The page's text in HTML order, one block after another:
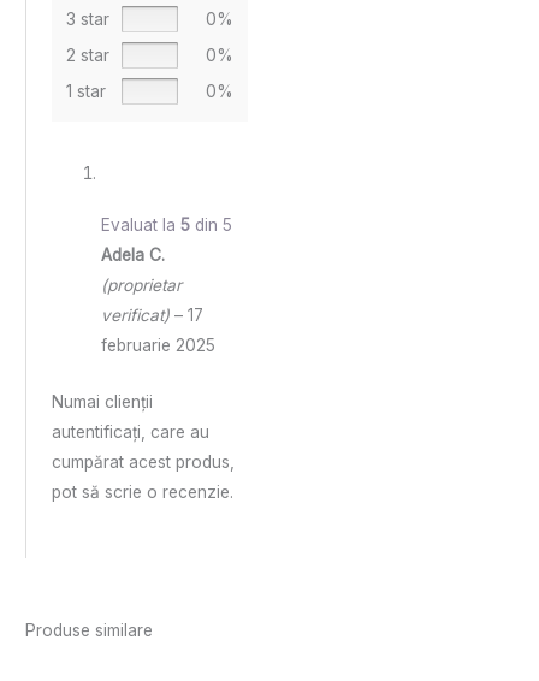
3 star
0%
2 star
0%
1 star
0%
Evaluat la 5din 5
Adela C.
(proprietar
verificat) – 17
februarie 2025
Numai clienții
autentificați, care au
cumpărat acest produs,
pot să scrie o recenzie.
Produse similare